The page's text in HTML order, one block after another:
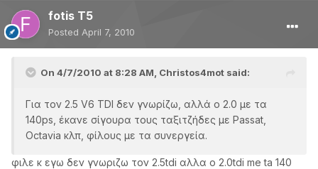
fotis T5
Posted April 7, 2010
On 4/7/2010 at 8:28 AM, Christos4mot said:
Για τον 2.5 V6 TDI δεν γνωρίζω, αλλά ο 2.0 με τα
140ps, έκανε σίγουρα τους ταξιτζήδες με Passat,
Octavia κλπ, φίλους με τα συνεργεία.
φιλε κ εγω δεν γνωριζω τον 2.5tdi αλλα ο 2.0tdi me ta 140